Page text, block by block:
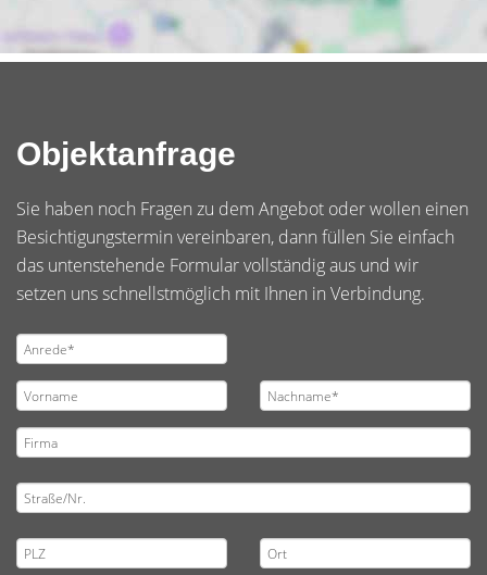
Objektanfrage
Sie haben noch Fragen zu dem Angebot oder wollen einen
Besichtigungstermin vereinbaren, dann füllen Sie einfach
das untenstehende Formular vollständig aus und wir
setzen uns schnellstmöglich mit Ihnen in Verbindung.